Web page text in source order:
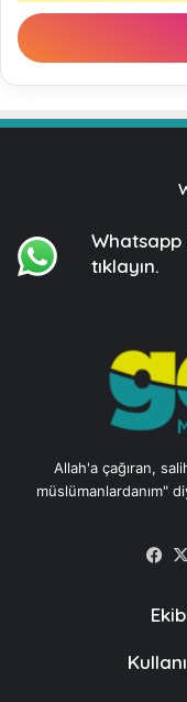
Whatsapp
tıklayın.
Allah'a çağıran,
müslümanlardanım"